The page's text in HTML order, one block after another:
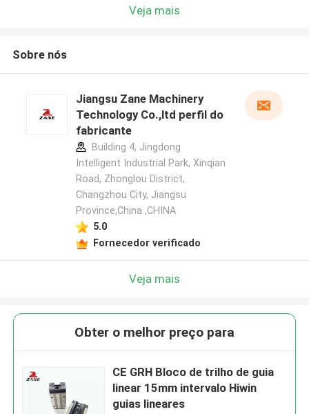
Veja mais
Sobre nós
Jiangsu Zane Machinery
Technology Co.,ltd perfil do
fabricante
Building 4, Jingdong
Intelligent Industrial Park, Xinqian
Road, Zhonglou District,
Changzhou City, Jiangsu
Province,China ,CHINA
5.0
Fornecedor verificado
Veja mais
Obter o melhor preço para
CE GRH Bloco de trilho de guia
linear 15mm intervalo Hiwin
guias lineares